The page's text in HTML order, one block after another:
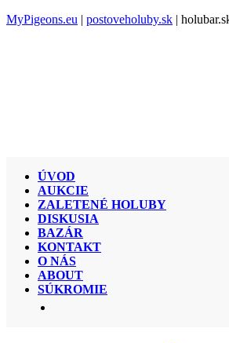
MyPigeons.eu | postoveholuby.sk |
ÚVOD
AUKCIE
ZALETENÉ HOLUBY
DISKUSIA
BAZÁR
KONTAKT
O NÁS
ABOUT
SÚKROMIE